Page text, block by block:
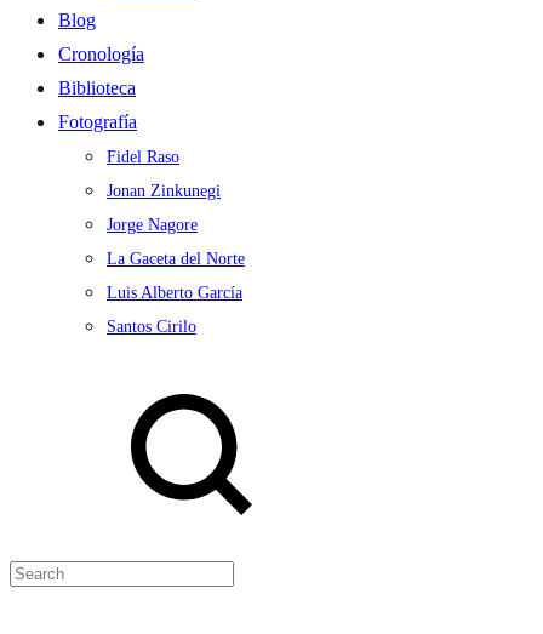
Blog
Cronología
Biblioteca
Fotografía
Fidel Raso
Jonan Zinkunegi
Jorge Nagore
La Gaceta del Norte
Luis Alberto García
Santos Cirilo